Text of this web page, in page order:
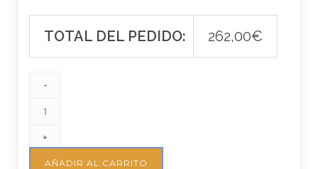
TOTAL DEL PEDIDO: 262,00€
-
+
AÑADIR AL CARRITO